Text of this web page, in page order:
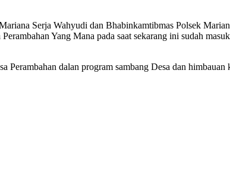
Serja Wahyudi dan Bhabinkamtibmas Polsek
Yang Mana pada saat sekarang ini sudah
dalan program sambang Desa dan